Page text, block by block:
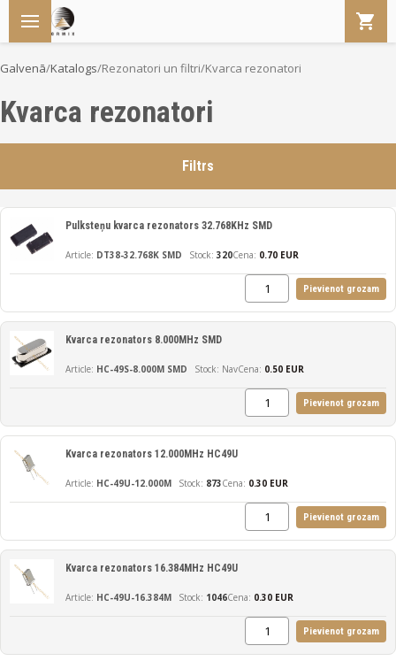
Galvenā/Katalogs/Rezonatori un filtri/Kvarca rezonatori
Kvarca rezonatori
Filtrs
DT38-32.768K SMD
Pulksteņu kvarca rezonators 32.768KHz SMD
320Cena: 0.70 EUR
Pievienot grozam
HC-49S-8.000M SMD
Kvarca rezonators 8.000MHz SMD
NavCena: 0.50 EUR
Pievienot grozam
HC-49U-12.000M
Kvarca rezonators 12.000MHz HC49U
873Cena: 0.30 EUR
Pievienot grozam
HC-49U-16.384M
Kvarca rezonators 16.384MHz HC49U
1046Cena: 0.30 EUR
Pievienot grozam